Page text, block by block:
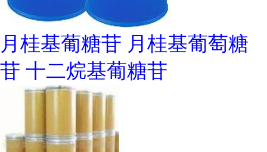
月桂基葡糖苷 月桂基葡萄糖
苷 十二烷基葡糖苷